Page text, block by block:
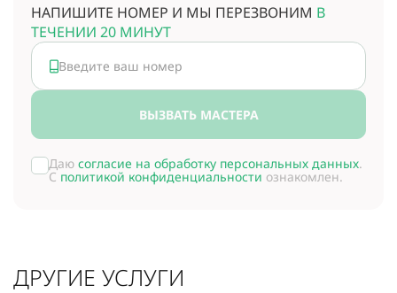
НАПИШИТЕ НОМЕР И МЫ ПЕРЕЗВОНИМ В
ТЕЧЕНИИ 20 МИНУТ
ВЫЗВАТЬ МАСТЕРА
Даю согласие на обработку персональных данных.
С политикой конфиденциальности ознакомлен.
ДРУГИЕ УСЛУГИ